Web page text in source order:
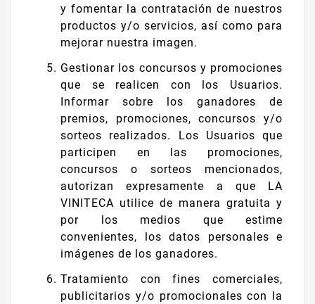
y fomentar la contratación de nuestros
productos y/o servicios, así como para
mejorar nuestra imagen.
Gestionar los concursos y promociones
que se realicen con los Usuarios.
Informar sobre los ganadores de
premios, promociones, concursos y/o
sorteos realizados. Los Usuarios que
participen en las promociones,
concursos o sorteos mencionados,
autorizan expresamente a que LA
VINITECA utilice de manera gratuita y
por los medios que estime
convenientes, los datos personales e
imágenes de los ganadores.
Tratamiento con fines comerciales,
publicitarios y/o promocionales con la